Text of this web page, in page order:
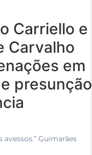
Carriello e
Carvalho
em
presunção
Guimarães